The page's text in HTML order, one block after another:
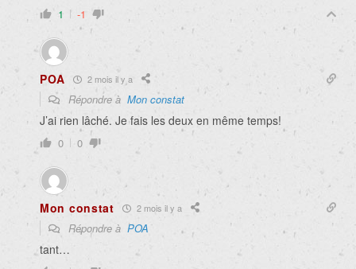
1 -1
POA 2 mois il y a
Répondre à Mon constat
J’ai rien lâché. Je fais les deux en même temps!
0 0
Mon constat 2 mois il y a
Répondre à POA
tant…